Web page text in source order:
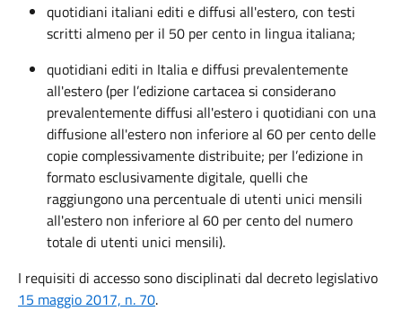
quotidiani italiani editi e diffusi all'estero, con testi
scritti almeno per il 50 per cento in lingua italiana;
quotidiani editi in Italia e diffusi prevalentemente
all'estero (per l’edizione cartacea si considerano
prevalentemente diffusi all'estero i quotidiani con una
diffusione all'estero non inferiore al 60 per cento delle
copie complessivamente distribuite; per l’edizione in
formato esclusivamente digitale, quelli che
raggiungono una percentuale di utenti unici mensili
all'estero non inferiore al 60 per cento del numero
totale di utenti unici mensili).
I requisiti di accesso sono disciplinati dal decreto legislativo
15 maggio 2017, n. 70.